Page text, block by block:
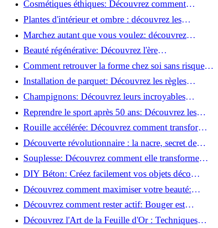
Cosmétiques éthiques: Découvrez comment
transformer votre routine beauté!
Plantes d'intérieur et ombre : découvrez les
meilleures pour votre maison !
Marchez autant que vous voulez: découvrez
pourquoi c'est bénéfique!
Beauté régénérative: Découvrez l'ère
révolutionnaire de la cosmétique verte!
Comment retrouver la forme chez soi sans risque
de blessure: Techniques et conseils sûrs!
Installation de parquet: Découvrez les règles
essentielles à respecter!
Champignons: Découvrez leurs incroyables
pouvoirs antioxydants!
Reprendre le sport après 50 ans: Découvrez les
meilleures méthodes!
Rouille accélérée: Découvrez comment transformer
la corrosion en déco tendance!
Découverte révolutionnaire : la nacre, secret de
régénération inouï !
Souplesse: Découvrez comment elle transforme
votre performance sportive!
DIY Béton: Créez facilement vos objets déco
tendance!
Découvrez comment maximiser votre beauté:
Astuces et secrets révélés!
Découvrez comment rester actif: Bouger est
toujours possible!
Découvrez l'Art de la Feuille d'Or : Techniques